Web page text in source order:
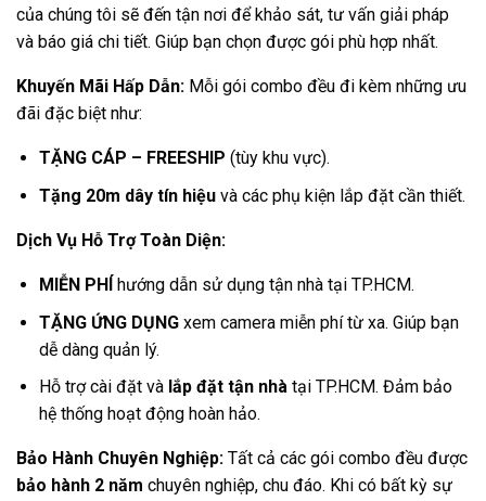
của chúng tôi sẽ đến tận nơi để khảo sát, tư vấn giải pháp
và báo giá chi tiết. Giúp bạn chọn được gói phù hợp nhất.
Khuyến Mãi Hấp Dẫn: Mỗi gói combo đều đi kèm những ưu
đãi đặc biệt như:
TẶNG CÁP – FREESHIP (tùy khu vực).
Tặng 20m dây tín hiệuvà các phụ kiện lắp đặt cần thiết.
Dịch Vụ Hỗ Trợ Toàn Diện:
MIỄN PHÍhướng dẫn sử dụng tận nhà tại TP.HCM.
TẶNG ỨNG DỤNGxem camera miễn phí từ xa. Giúp bạn
dễ dàng quản lý.
Hỗ trợ cài đặt và lắp đặt tận nhàtại TP.HCM. Đảm bảo
hệ thống hoạt động hoàn hảo.
Bảo Hành Chuyên Nghiệp: Tất cả các gói combo đều được
bảo hành 2 năm chuyên nghiệp, chu đáo. Khi có bất kỳ sự